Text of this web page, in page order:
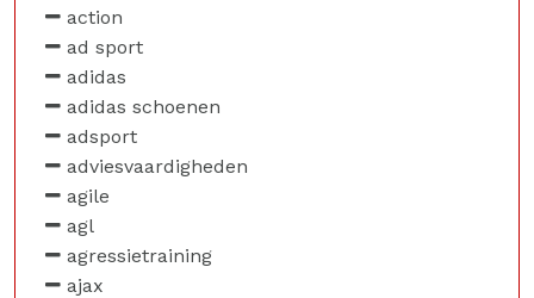
action
ad sport
adidas
adidas schoenen
adsport
adviesvaardigheden
agile
agl
agressietraining
ajax